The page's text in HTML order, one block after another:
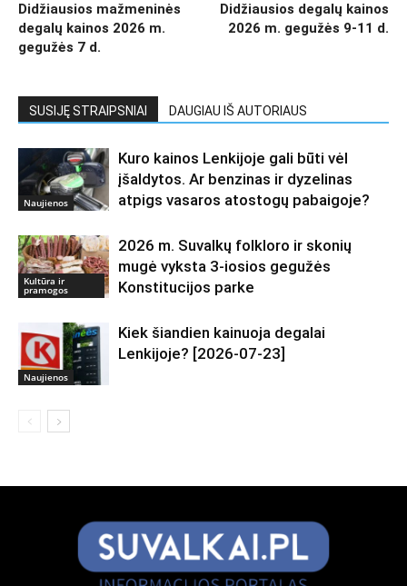
Didžiausios mažmeninės
degalų kainos 2026 m.
gegužės 7 d.
Didžiausios degalų kainos
2026 m. gegužės 9-11 d.
SUSIJĘ STRAIPSNIAI DAUGIAU IŠ AUTORIAUS
Naujienos
Kuro kainos Lenkijoje gali būti vėl
įšaldytos. Ar benzinas ir dyzelinas
atpigs vasaros atostogų pabaigoje?
Kultūra ir
pramogos
2026 m. Suvalkų folkloro ir skonių
mugė vyksta 3-iosios gegužės
Konstitucijos parke
Naujienos
Kiek šiandien kainuoja degalai
Lenkijoje? [2026-07-23]